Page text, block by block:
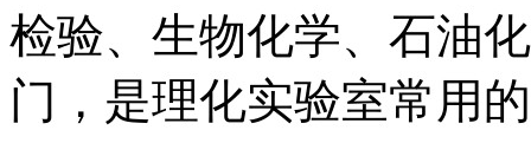
检验、生物化学、石油
门，是理化实验室常用